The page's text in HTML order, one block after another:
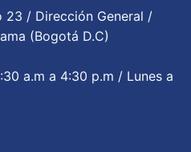
23 / Dirección General /
(Bogotá D.C)
a.m a 4:30 p.m / Lunes a